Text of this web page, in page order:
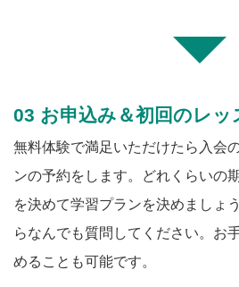
03 お申込み＆初回のレッ
無料体験で満足いただけたら入会
ンの予約をします。どれくらいの
を決めて学習プランを決めましょ
らなんでも質問してください。お
めることも可能です。